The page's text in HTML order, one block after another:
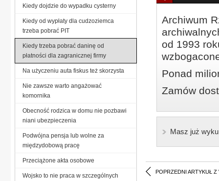
Archiwum
od 1993
Ponad
Zamów
Masz już
POPRZEDNI ARTYKUŁ Z
Kiedy dojdzie do wypadku cysterny
Kiedy od wypłaty dla cudzoziemca
trzeba pobrać PIT
Kiedy trzeba pobrać daninę od
płatności dla zagranicznej firmy
Na użyczeniu auta fiskus też skorzysta
Nie zawsze warto angażować
komornika
Obecność rodzica w domu nie pozbawi
niani ubezpieczenia
Podwójna pensja lub wolne za
międzydobową pracę
Przeciążone akta osobowe
Wojsko to nie praca w szczególnych